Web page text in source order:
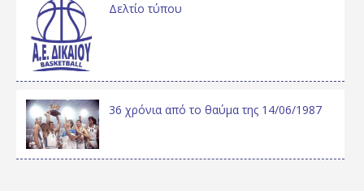
Δελτίο τύπου
36 χρόνια από το θαύμα της 14/06/1987